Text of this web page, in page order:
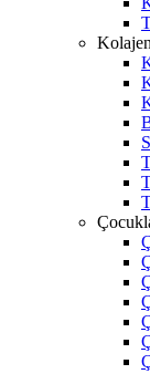
Kolajen